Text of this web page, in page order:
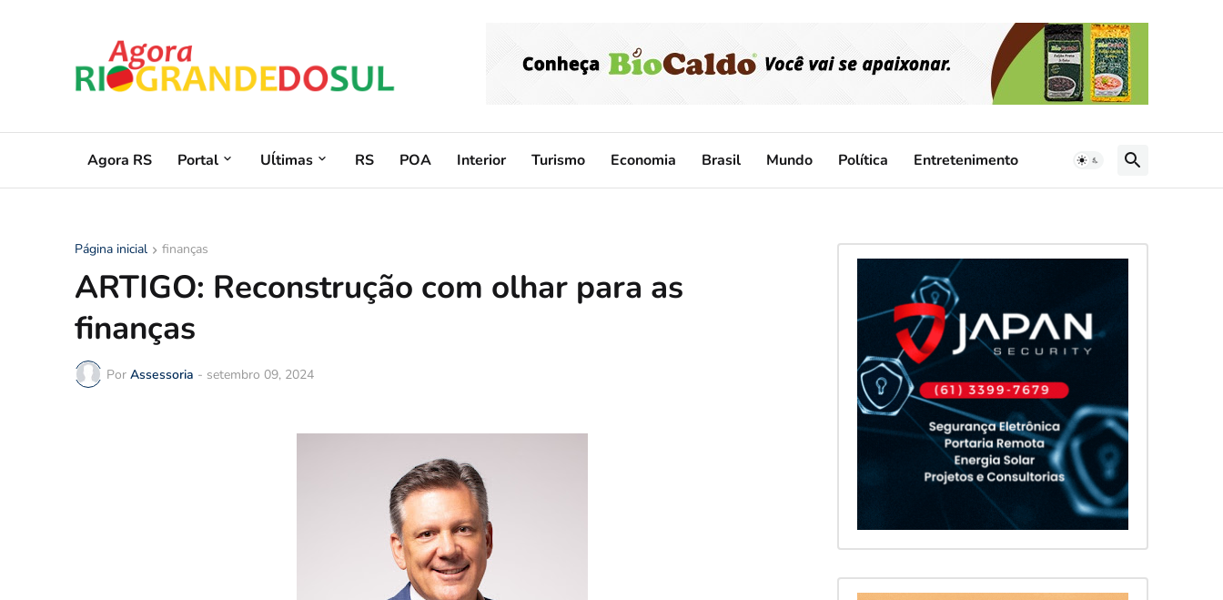
Agora RS Portal Uĺtimas RS POA Interior Turismo Economia Brasil Mundo Política Entretenimento
Página inicial finanças
ARTIGO: Reconstrução com olhar para as
finanças
Por Assessoria - setembro 09, 2024